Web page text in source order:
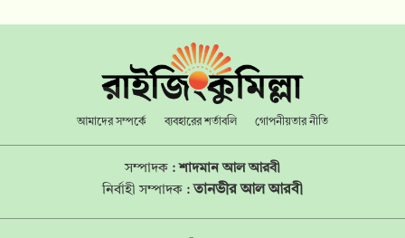
আমাদের সম্পর্কে ব্যবহারের শর্তাবলি গোপনীয়তার নীতি
সম্পাদক :শাদমান আল আরবী
নির্বাহী সম্পাদক :তানভীর আল আরবী